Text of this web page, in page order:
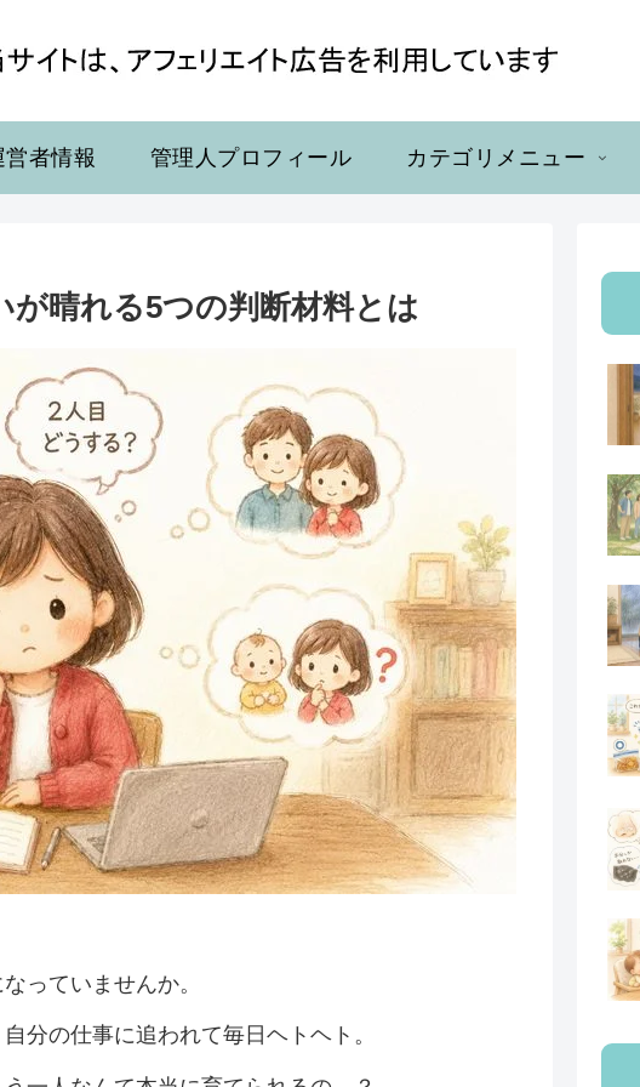
営者情報 管理人プロフィール カテゴリメニュー
晴れる5つの判断材料とは
っていませんか。
分の仕事に追われて毎日ヘトヘト。